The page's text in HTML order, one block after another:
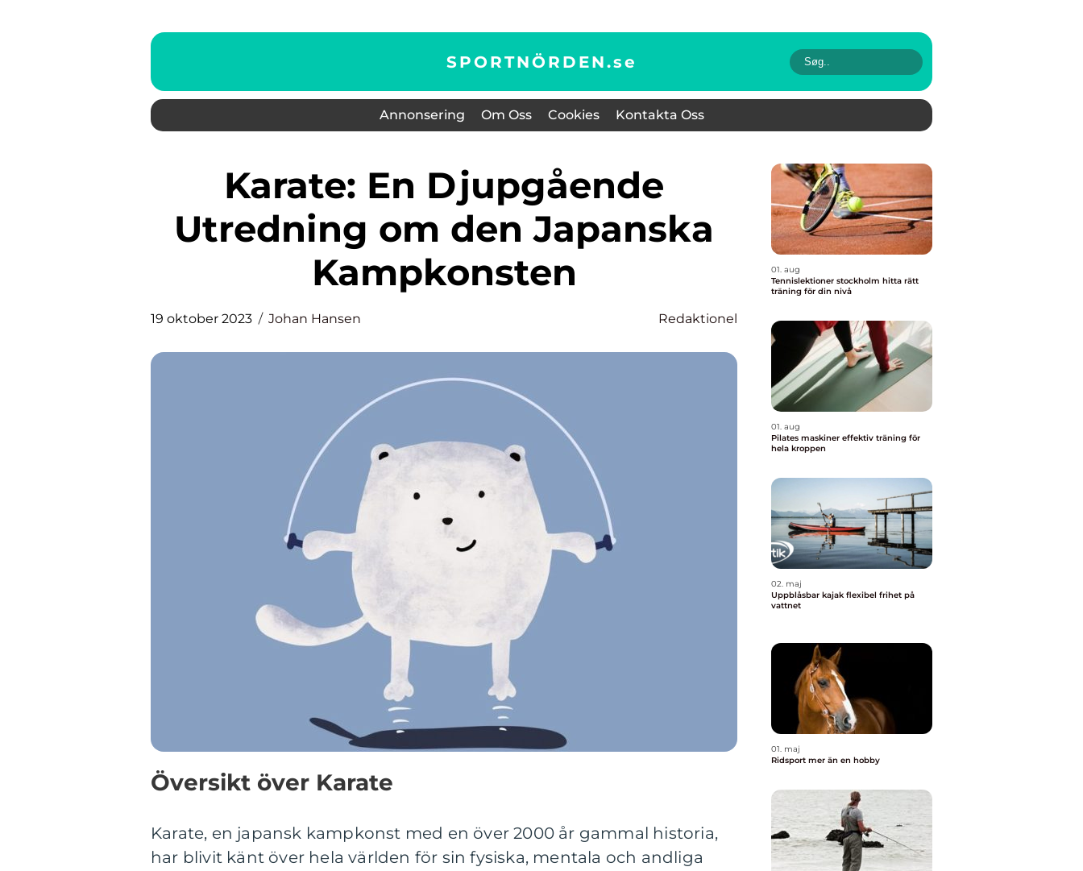
SPORTNÖRDEN.se
Annonsering Om Oss Cookies Kontakta Oss
Karate: En Djupgående
Utredning om den Japanska
Kampkonsten
19 oktober 2023 Johan Hansen Redaktionel
Översikt över Karate
Karate, en japansk kampkonst med en över 2000 år gammal historia,
har blivit känt över hela världen för sin fysiska, mentala och andliga
01. aug
Tennislektioner stockholm hitta rätt
träning för din nivå
01. aug
Pilates maskiner effektiv träning för
hela kroppen
02. maj
Uppblåsbar kajak flexibel frihet på
vattnet
01. maj
Ridsport mer än en hobby